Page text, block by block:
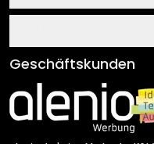
Über uns
Klebe- und
Newsletter An-/
Sendungsverfolgung
AGB
Impressum
Versand & Zahlung
Rücksendung
Geschäftskunden